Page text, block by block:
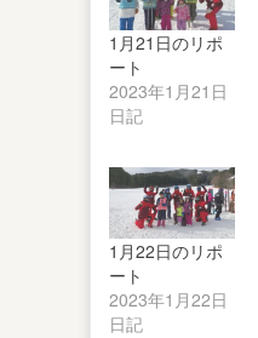
1月21日のリポ
ート
2023年1月21日
日記
1月22日のリポ
ート
2023年1月22日
日記